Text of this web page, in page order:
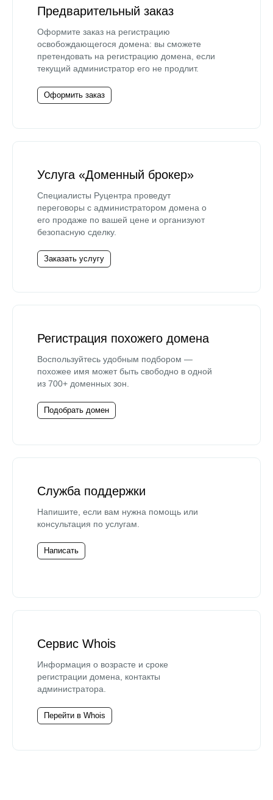
Предварительный заказ
Оформите заказ на регистрацию
освобождающегося домена: вы сможете
претендовать на регистрацию домена, если
текущий администратор его не продлит.
Оформить заказ
Услуга «Доменный брокер»
Специалисты Руцентра проведут
переговоры с администратором домена о
его продаже по вашей цене и организуют
безопасную сделку.
Заказать услугу
Регистрация похожего домена
Воспользуйтесь удобным подбором —
похожее имя может быть свободно в одной
из 700+ доменных зон.
Подобрать домен
Служба поддержки
Напишите, если вам нужна помощь или
консультация по услугам.
Написать
Сервис Whois
Информация о возрасте и сроке
регистрации домена, контакты
администратора.
Перейти в Whois